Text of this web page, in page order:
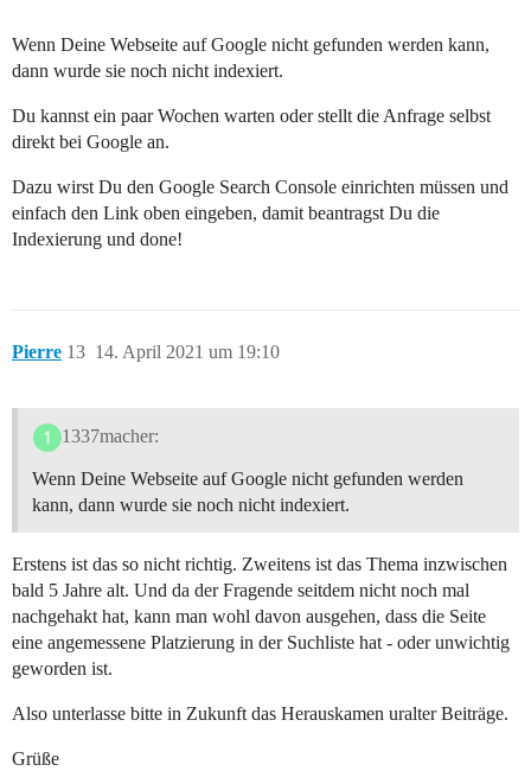
Wenn Deine Webseite auf Google nicht gefunden werden kann,
dann wurde sie noch nicht indexiert.
Du kannst ein paar Wochen warten oder stellt die Anfrage selbst
direkt bei Google an.
Dazu wirst Du den Google Search Console einrichten müssen und
einfach den Link oben eingeben, damit beantragst Du die
Indexierung und done!
Pierre 14. April 2021 um 19:10
13
1337macher:
Wenn Deine Webseite auf Google nicht gefunden werden
kann, dann wurde sie noch nicht indexiert.
Erstens ist das so nicht richtig. Zweitens ist das Thema inzwischen
bald 5 Jahre alt. Und da der Fragende seitdem nicht noch mal
nachgehakt hat, kann man wohl davon ausgehen, dass die Seite
eine angemessene Platzierung in der Suchliste hat - oder unwichtig
geworden ist.
Also unterlasse bitte in Zukunft das Herauskamen uralter Beiträge.
Grüße